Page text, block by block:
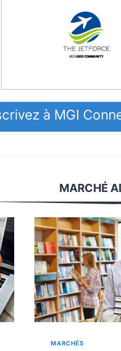
à MGI
MARCHÉ
MARCHÉS